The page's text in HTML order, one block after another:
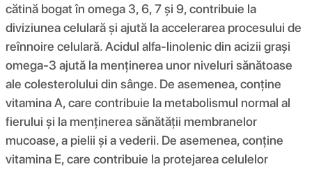
cătină bogat în omega 3, 6, 7 și 9, contribuie la
diviziunea celulară și ajută la accelerarea procesului de
reînnoire celulară. Acidul alfa-linolenic din acizii grași
omega-3 ajută la menținerea unor niveluri sănătoase
ale colesterolului din sânge. De asemenea, conține
vitamina A, care contribuie la metabolismul normal al
fierului și la menținerea sănătății membranelor
mucoase, a pielii și a vederii. De asemenea, conține
vitamina E, care contribuie la protejarea celulelor